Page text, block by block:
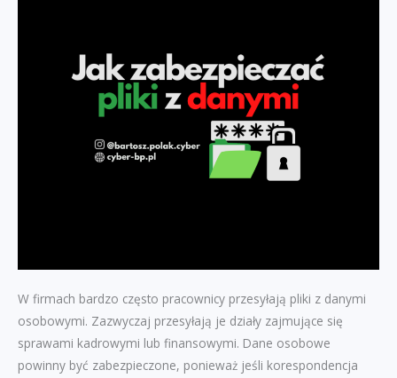
W firmach bardzo często pracownicy przesyłają pliki z danymi
osobowymi. Zazwyczaj przesyłają je działy zajmujące się
sprawami kadrowymi lub finansowymi. Dane osobowe
powinny być zabezpieczone, ponieważ jeśli korespondencja